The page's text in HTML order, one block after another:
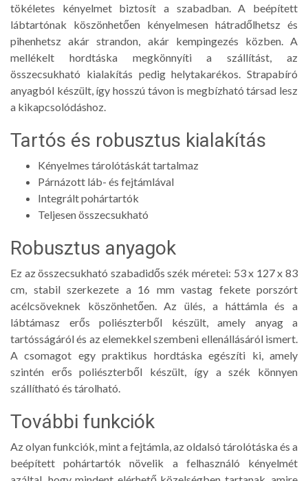
tökéletes kényelmet biztosít a szabadban. A beépített
lábtartónak köszönhetően kényelmesen hátradőlhetsz és
pihenhetsz akár strandon, akár kempingezés közben. A
mellékelt hordtáska megkönnyíti a szállítást, az
összecsukható kialakítás pedig helytakarékos. Strapabíró
anyagból készült, így hosszú távon is megbízható társad lesz
a kikapcsolódáshoz.
Tartós és robusztus kialakítás
Kényelmes tárolótáskát tartalmaz
Párnázott láb- és fejtámlával
Integrált pohártartók
Teljesen összecsukható
Robusztus anyagok
Ez az összecsukható szabadidős szék méretei: 53 x 127 x 83
cm, stabil szerkezete a 16 mm vastag fekete porszórt
acélcsöveknek köszönhetően. Az ülés, a háttámla és a
lábtámasz erős poliészterből készült, amely anyag a
tartósságáról és az elemekkel szembeni ellenállásáról ismert.
A csomagot egy praktikus hordtáska egészíti ki, amely
szintén erős poliészterből készült, így a szék könnyen
szállítható és tárolható.
További funkciók
Az olyan funkciók, mint a fejtámla, az oldalsó tárolótáska és a
beépített pohártartók növelik a felhasználó kényelmét